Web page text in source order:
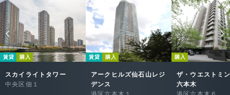
賃貸 購入
スカイライトタワー
中央区佃１
賃貸 購入
アークヒルズ仙石山レジ
デンス
購入
ザ・ウエストミ
六本木